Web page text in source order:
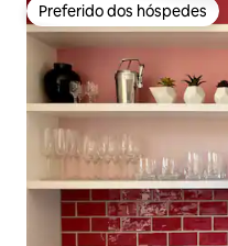
Preferido dos hóspedes
Preferido dos hóspedes